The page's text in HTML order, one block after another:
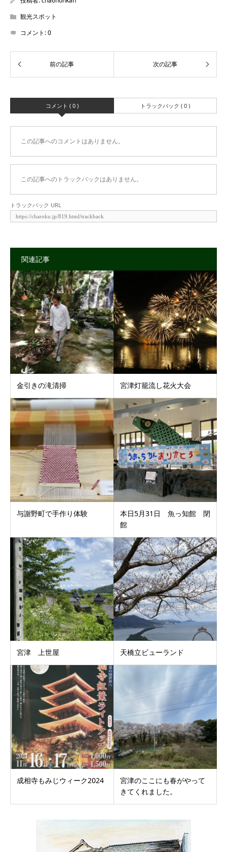
観光スポット
コメント:0
コメント ( 0 ) トラックバック ( 0 )
この記事へのコメントはありません。
この記事へのトラックバックはありません。
トラックバック URL
関連記事
金引きの滝清掃 宮津灯籠流し花火大会
与謝野町で手作り体験
本日5月31日 魚っ知館 閉
館
宮津 上世屋 天橋立ビューランド
成相寺もみじウィーク2024
宮津のここにも春がやって
きてくれました。